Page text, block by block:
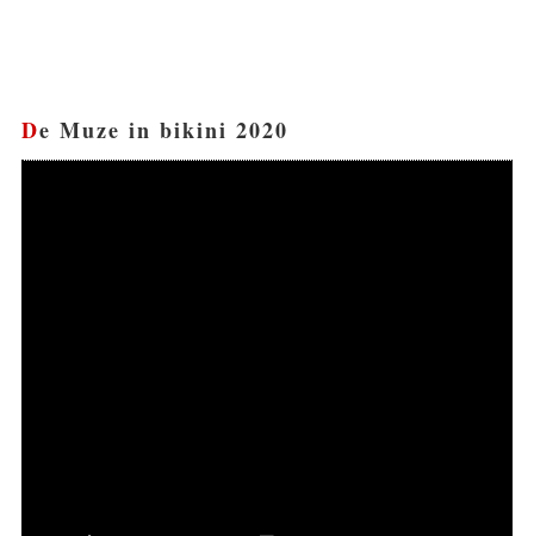
De Muze in bikini 2020